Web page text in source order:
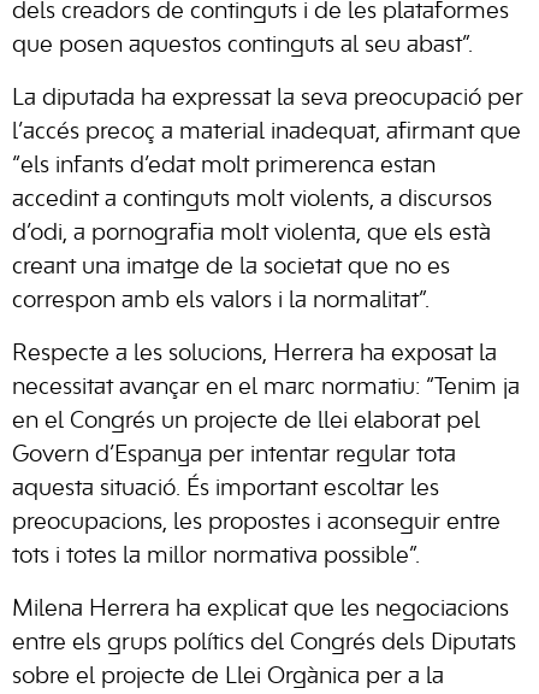
dels creadors de continguts i de les plataformes
que posen aquestos continguts al seu abast”.
La diputada ha expressat la seva preocupació per
l’accés precoç a material inadequat, afirmant que
“els infants d’edat molt primerenca estan
accedint a continguts molt violents, a discursos
d’odi, a pornografia molt violenta, que els està
creant una imatge de la societat que no es
correspon amb els valors i la normalitat”.
Respecte a les solucions, Herrera ha exposat la
necessitat avançar en el marc normatiu: “Tenim ja
en el Congrés un projecte de llei elaborat pel
Govern d’Espanya per intentar regular tota
aquesta situació. És important escoltar les
preocupacions, les propostes i aconseguir entre
tots i totes la millor normativa possible”.
Milena Herrera ha explicat que les negociacions
entre els grups polítics del Congrés dels Diputats
sobre el projecte de Llei Orgànica per a la